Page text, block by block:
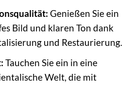
Genießen Sie ein
Bild und klaren Ton dank
und Restaurierung.
Tauchen Sie ein in eine
Welt, die mit